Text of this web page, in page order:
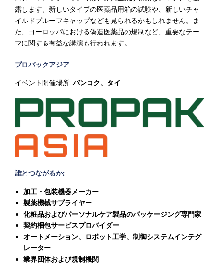
露します。新しいタイプの医薬品用箱の試験や、新しいチャ
イルドプルーフキャップなども見られるかもしれません。ま
た、ヨーロッパにおける偽造医薬品の規制など、重要なテー
マに関する有益な講演も行われます。
プロパックアジア
イベント開催場所: バンコク、タイ
誰とつながるか:
加工・包装機器メーカー
製薬機械サプライヤー
化粧品およびパーソナルケア製品のパッケージング専門家
契約梱包サービスプロバイダー
オートメーション、ロボット工学、制御システムインテグ
レーター
業界団体および規制機関